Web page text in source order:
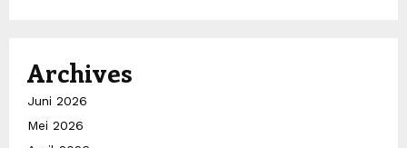
Archives
Juni 2026
Mei 2026